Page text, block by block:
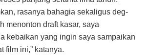
rasanya bahagia sekaligus deg-
menonton draft kasar, saya
kebaikan yang ingin saya sampaikan
film ini,” katanya.